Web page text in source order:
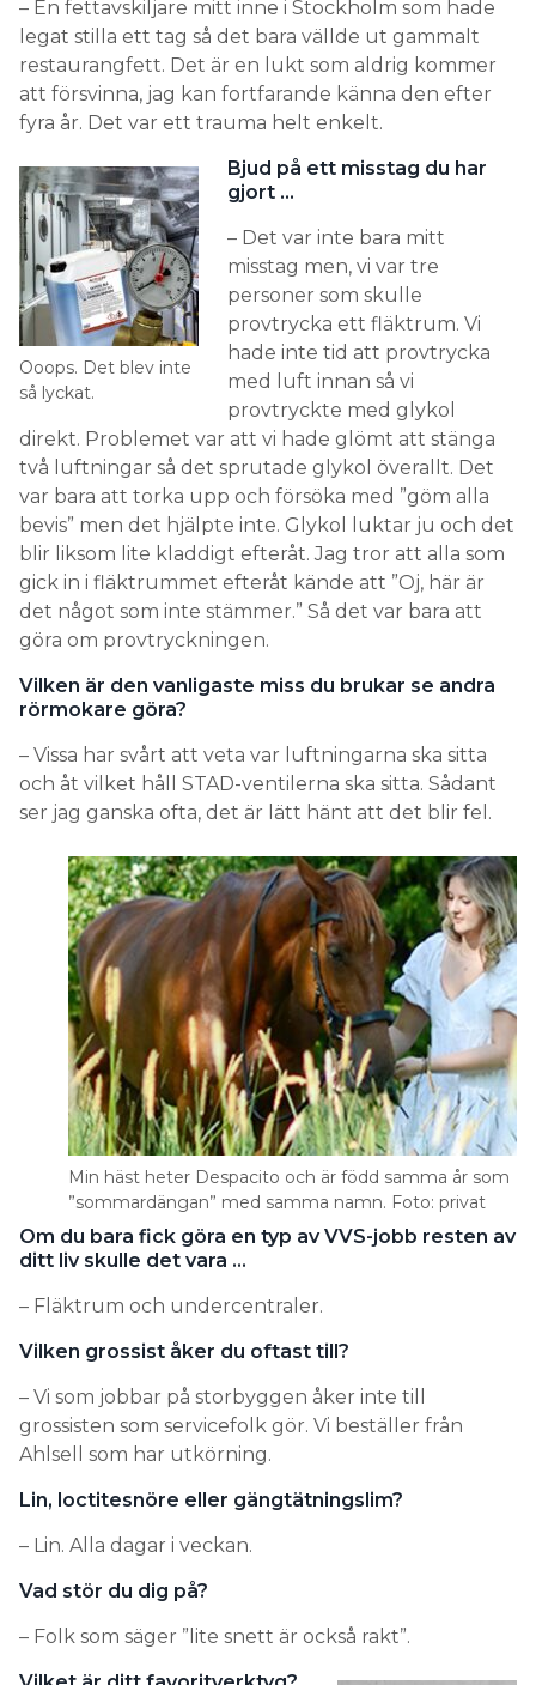
– En fettavskiljare mitt inne i Stockholm som hade
legat stilla ett tag så det bara vällde ut gammalt
restaurangfett. Det är en lukt som aldrig kommer
att försvinna, jag kan fortfarande känna den efter
fyra år. Det var ett trauma helt enkelt.
Ooops. Det blev inte
så lyckat.
Bjud på ett misstag du har
gjort …
– Det var inte bara mitt
misstag men, vi var tre
personer som skulle
provtrycka ett fläktrum. Vi
hade inte tid att provtrycka
med luft innan så vi
provtryckte med glykol
direkt. Problemet var att vi hade glömt att stänga
två luftningar så det sprutade glykol överallt. Det
var bara att torka upp och försöka med ”göm alla
bevis” men det hjälpte inte. Glykol luktar ju och det
blir liksom lite kladdigt efteråt. Jag tror att alla som
gick in i fläktrummet efteråt kände att ”Oj, här är
det något som inte stämmer.” Så det var bara att
göra om provtryckningen.
Vilken är den vanligaste miss du brukar se andra
rörmokare göra?
– Vissa har svårt att veta var luftningarna ska sitta
och åt vilket håll STAD-ventilerna ska sitta. Sådant
ser jag ganska ofta, det är lätt hänt att det blir fel.
Min häst heter Despacito och är född samma år som
”sommardängan” med samma namn. Foto: privat
Om du bara fick göra en typ av VVS-jobb resten av
ditt liv skulle det vara …
– Fläktrum och undercentraler.
Vilken grossist åker du oftast till?
– Vi som jobbar på storbyggen åker inte till
grossisten som servicefolk gör. Vi beställer från
Ahlsell som har utkörning.
Lin, loctitesnöre eller gängtätningslim?
– Lin. Alla dagar i veckan.
Vad stör du dig på?
– Folk som säger ”lite snett är också rakt”.